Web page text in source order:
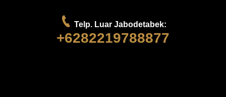
Telp. Luar Jabodetabek:
+6282219788877